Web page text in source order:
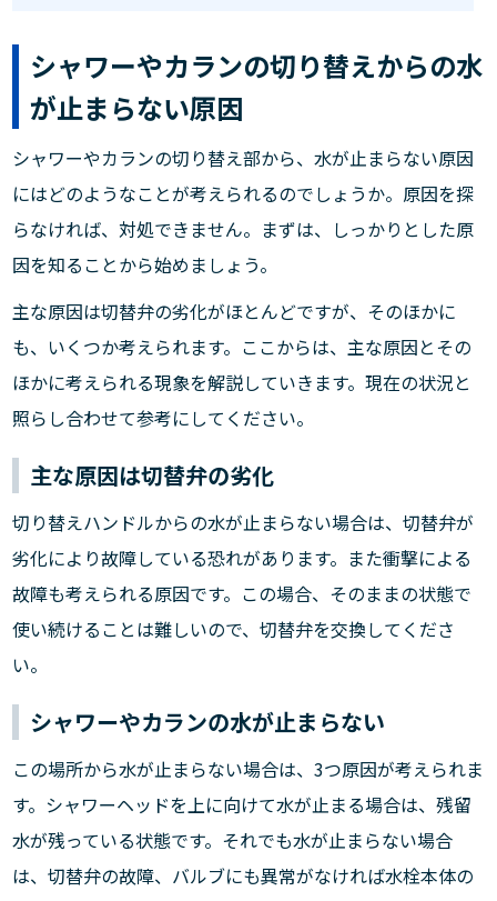
シャワーやカランの切り替えからの水
が止まらない原因
シャワーやカランの切り替え部から、水が止まらない原因
にはどのようなことが考えられるのでしょうか。原因を探
らなければ、対処できません。まずは、しっかりとした原
因を知ることから始めましょう。
主な原因は切替弁の劣化がほとんどですが、そのほかに
も、いくつか考えられます。ここからは、主な原因とその
ほかに考えられる現象を解説していきます。現在の状況と
照らし合わせて参考にしてください。
主な原因は切替弁の劣化
切り替えハンドルからの水が止まらない場合は、切替弁が
劣化により故障している恐れがあります。また衝撃による
故障も考えられる原因です。この場合、そのままの状態で
使い続けることは難しいので、切替弁を交換してくださ
い。
シャワーやカランの水が止まらない
この場所から水が止まらない場合は、3つ原因が考えられま
す。シャワーヘッドを上に向けて水が止まる場合は、残留
水が残っている状態です。それでも水が止まらない場合
は、切替弁の故障、バルブにも異常がなければ水栓本体の